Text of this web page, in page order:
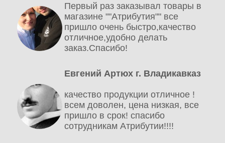
Первый раз заказывал товары в
магазине ""Атрибутия"" все
пришло очень быстро,качество
отличное,удобно делать
заказ.Спасибо!
Евгений Артюх г. Владикавказ
качество продукции отличное !
всем доволен, цена низкая, все
пришло в срок! спасибо
сотрудникам Атрибутии!!!!